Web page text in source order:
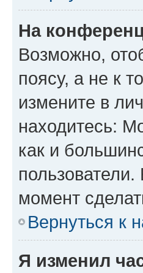
На
Возможно,
поясу, а не к
измените в
находитесь:
как и
момент
Вернуться к
Я изменил